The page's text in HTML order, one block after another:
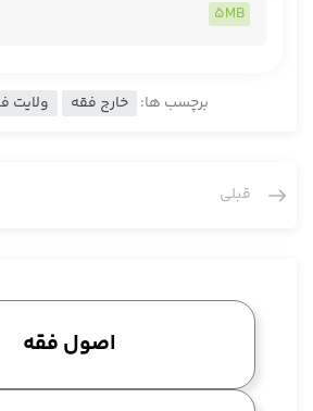
5MB
برچسب ها: خارج فقه ولایت
قبلی
اصول فقه